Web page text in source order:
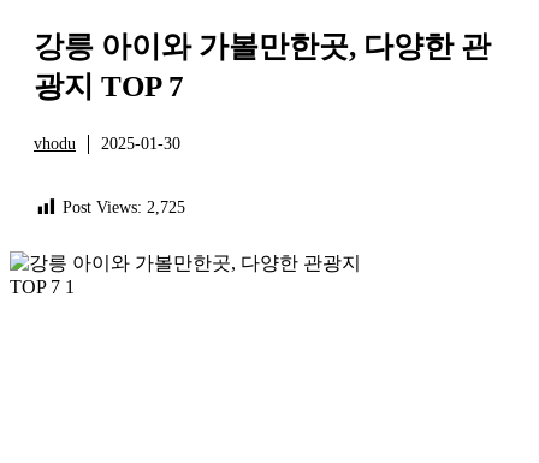
강릉 아이와 가볼만한곳, 다양한 관
광지 TOP 7
vhodu 2025-01-30
Post Views: 2,725